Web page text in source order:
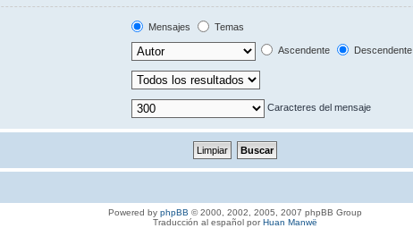
Mensajes
Temas
Ascendente Descendente
Caracteres del mensaje
Powered by phpBB © 2000, 2002, 2005, 2007 phpBB Group
Traducción al español porHuan Manwë